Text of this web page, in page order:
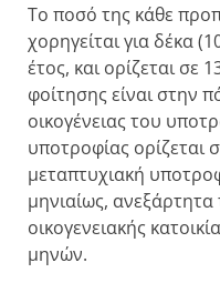
Το ποσό της κάθε
χορηγείται για δέκα
έτος, και ορίζεται σε
φοίτησης είναι στην
οικογένειας του
υποτροφίας ορίζεται
μεταπτυχιακή
μηνιαίως,
οικογενειακής
μηνών.